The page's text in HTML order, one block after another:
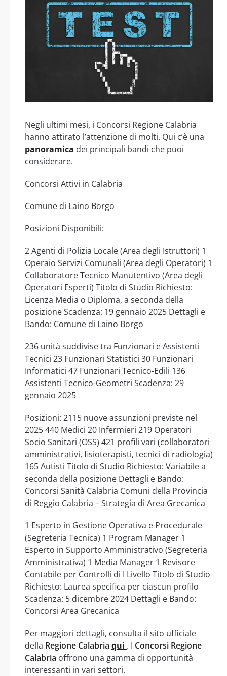
Negli ultimi mesi, i Concorsi Regione Calabria
hanno attirato l’attenzione di molti. Qui c’è una
panoramica dei principali bandi che puoi
considerare.
Concorsi Attivi in Calabria
Comune di Laino Borgo
Posizioni Disponibili:
2 Agenti di Polizia Locale (Area degli Istruttori) 1
Operaio Servizi Comunali (Area degli Operatori) 1
Collaboratore Tecnico Manutentivo (Area degli
Operatori Esperti) Titolo di Studio Richiesto:
Licenza Media o Diploma, a seconda della
posizione Scadenza: 19 gennaio 2025 Dettagli e
Bando: Comune di Laino Borgo
236 unità suddivise tra Funzionari e Assistenti
Tecnici 23 Funzionari Statistici 30 Funzionari
Informatici 47 Funzionari Tecnico-Edili 136
Assistenti Tecnico-Geometri Scadenza: 29
gennaio 2025
Posizioni: 2115 nuove assunzioni previste nel
2025 440 Medici 20 Infermieri 219 Operatori
Socio Sanitari (OSS) 421 profili vari (collaboratori
amministrativi, fisioterapisti, tecnici di radiologia)
165 Autisti Titolo di Studio Richiesto: Variabile a
seconda della posizione Dettagli e Bando:
Concorsi Sanità Calabria Comuni della Provincia
di Reggio Calabria – Strategia di Area Grecanica
1 Esperto in Gestione Operativa e Procedurale
(Segreteria Tecnica) 1 Program Manager 1
Esperto in Supporto Amministrativo (Segreteria
Amministrativa) 1 Media Manager 1 Revisore
Contabile per Controlli di I Livello Titolo di Studio
Richiesto: Laurea specifica per ciascun profilo
Scadenza: 5 dicembre 2024 Dettagli e Bando:
Concorsi Area Grecanica
Per maggiori dettagli, consulta il sito ufficiale
della Regione Calabria qui . I Concorsi Regione
Calabria offrono una gamma di opportunità
interessanti in vari settori.